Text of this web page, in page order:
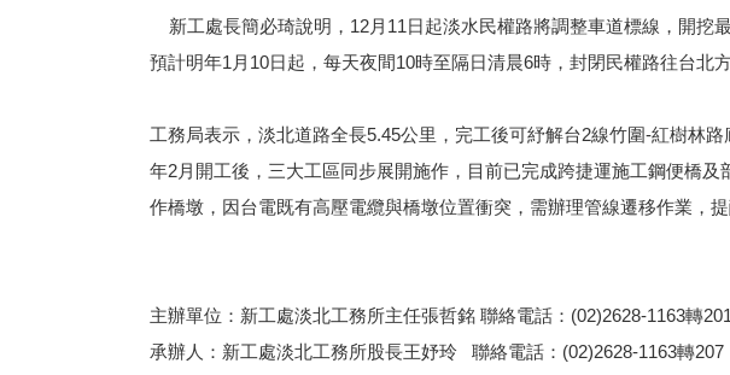
新工處長簡必琦說明，12月11日起淡水民權路將調整車道標線，開挖
預計明年1月10日起，每天夜間10時至隔日清晨6時，封閉民權路往台北
工務局表示，淡北道路全長5.45公里，完工後可紓解台2線竹圍-紅樹林
年2月開工後，三大工區同步展開施作，目前已完成跨捷運施工鋼便橋
作橋墩，因台電既有高壓電纜與橋墩位置衝突，需辦理管線遷移作業，
主辦單位：新工處淡北工務所主任張哲銘 聯絡電話：(02)2628-1163轉201
承辦人：新工處淡北工務所股長王妤玲 聯絡電話：(02)2628-1163轉207